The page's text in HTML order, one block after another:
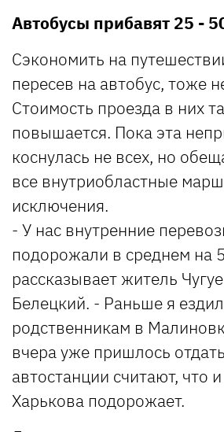
Автобусы прибавят 25 -
Сэкономить на
пересев на автобус, тоже
Стоимость проезда в них
повышается. Пока эта
коснулась не всех, но
все внутриобластные
исключения.
- У нас внутренние
подорожали в среднем на
рассказывает житель
Белецкий. - Раньше я
родственникам в
вчера уже пришлось
автостанции считают, что
Харькова подорожает.